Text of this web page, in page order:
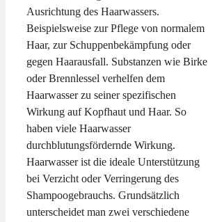
Ausrichtung des Haarwassers.
Beispielsweise zur Pflege von normalem
Haar, zur Schuppenbekämpfung oder
gegen Haarausfall. Substanzen wie Birke
oder Brennlessel verhelfen dem
Haarwasser zu seiner spezifischen
Wirkung auf Kopfhaut und Haar. So
haben viele Haarwasser
durchblutungsfördernde Wirkung.
Haarwasser ist die ideale Unterstützung
bei Verzicht oder Verringerung des
Shampoogebrauchs. Grundsätzlich
unterscheidet man zwei verschiedene